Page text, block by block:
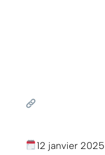
12 janvier 2025